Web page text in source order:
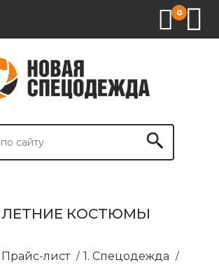
0
ЛЕТНИЕ КОСТЮМЫ
Прайс-лист / 1. Спецодежда /